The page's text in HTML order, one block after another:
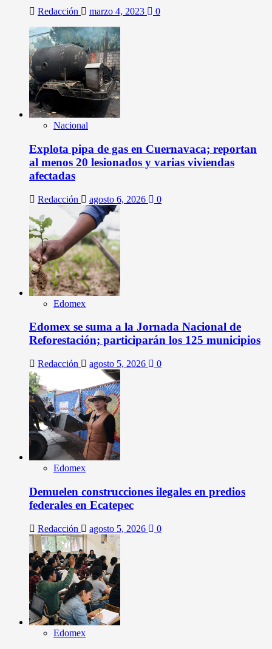
Redacción marzo 4, 2023 0
Nacional
Explota pipa de gas en Cuernavaca; reportan
al menos 20 lesionados y varias viviendas
afectadas
Redacción agosto 6, 2026 0
Edomex
Edomex se suma a la Jornada Nacional de
Reforestación; participarán los 125 municipios
Redacción agosto 5, 2026 0
Edomex
Demuelen construcciones ilegales en predios
federales en Ecatepec
Redacción agosto 5, 2026 0
Edomex